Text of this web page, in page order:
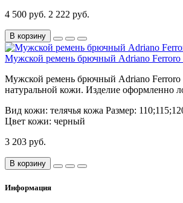
4 500 руб. 2 222 руб.
В корзину
Мужской ремень брючный Adriano Ferroro
Мужской ремень брючный Adriano Ferroro
натуральной кожи. Изделие оформленно
Вид кожи: телячья кожа Размер:
Цвет кожи: черный
3 203 руб.
В корзину
Информация